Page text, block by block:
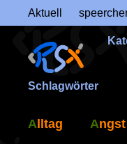
Aktuell
Schlagwörter
Alltag Angst